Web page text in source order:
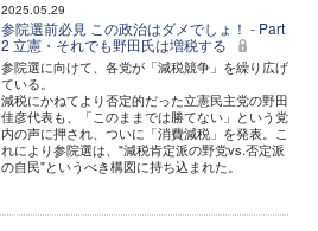
2025.05.29
参院選前必見 この政治はダメでしょ！ - Part
2 立憲・それでも野田氏は増税する
参院選に向けて、各党が「減税競争」を繰り広げ
ている。
減税にかねてより否定的だった立憲民主党の野田
佳彦代表も、「このままでは勝てない」という党
内の声に押され、ついに「消費減税」を発表。こ
れにより参院選は、"減税肯定派の野党vs.否定派
の自民"というべき構図に持ち込まれた。